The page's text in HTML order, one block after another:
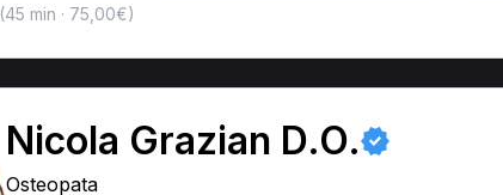
(45 min · 75,00€)
Nicola Grazian D.O.
Osteopata